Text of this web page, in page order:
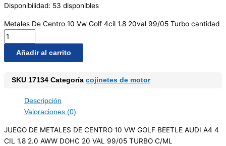
Disponibilidad: 53 disponibles
Metales De Centro 10 Vw Golf 4cil 1.8 20val 99/05 Turbo cantidad
Añadir al carrito
SKU 17134 Categoría cojinetes de motor
Descripción
Valoraciones (0)
JUEGO DE METALES DE CENTRO 10 VW GOLF BEETLE AUDI A4 4
CIL 1.8 2.0 AWW DOHC 20 VAL 99/05 TURBO C/ML